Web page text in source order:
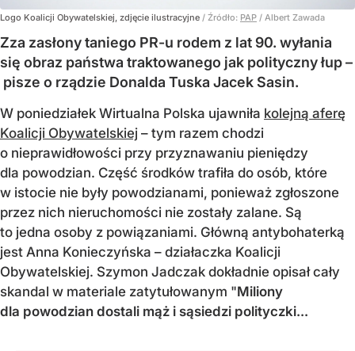
Logo Koalicji Obywatelskiej, zdjęcie ilustracyjne / Źródło: PAP / Albert Zawada
Zza zasłony taniego PR-u rodem z lat 90. wyłania
się obraz państwa traktowanego jak polityczny łup –
pisze o rządzie Donalda Tuska Jacek Sasin.
W poniedziałek Wirtualna Polska ujawniła kolejną aferę
Koalicji Obywatelskiej – tym razem chodzi
o nieprawidłowości przy przyznawaniu pieniędzy
dla powodzian. Część środków trafiła do osób, które
w istocie nie były powodzianami, ponieważ zgłoszone
przez nich nieruchomości nie zostały zalane. Są
to jedna osoby z powiązaniami. Główną antybohaterką
jest Anna Konieczyńska – działaczka Koalicji
Obywatelskiej. Szymon Jadczak dokładnie opisał cały
skandal w materiale zatytułowanym "Miliony
dla powodzian dostali mąż i sąsiedzi polityczki...